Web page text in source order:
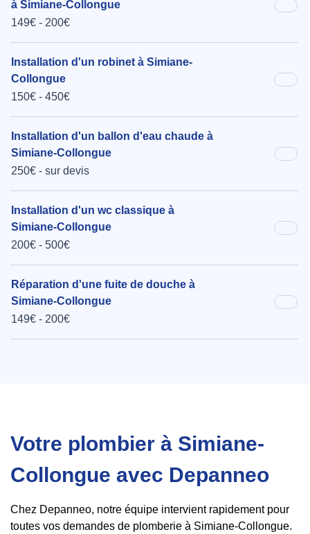
à Simiane-Collongue
149€ - 200€
Installation d'un robinet à Simiane-
Collongue
150€ - 450€
Installation d'un ballon d'eau chaude à
Simiane-Collongue
250€ - sur devis
Installation d'un wc classique à
Simiane-Collongue
200€ - 500€
Réparation d'une fuite de douche à
Simiane-Collongue
149€ - 200€
Votre plombier à Simiane-
Collongue avec Depanneo
Chez Depanneo, notre équipe intervient rapidement pour
toutes vos demandes de plomberie à Simiane-Collongue.